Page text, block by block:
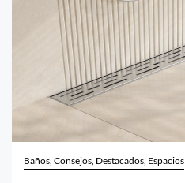
Baños, Consejos, Destacados, Espacios